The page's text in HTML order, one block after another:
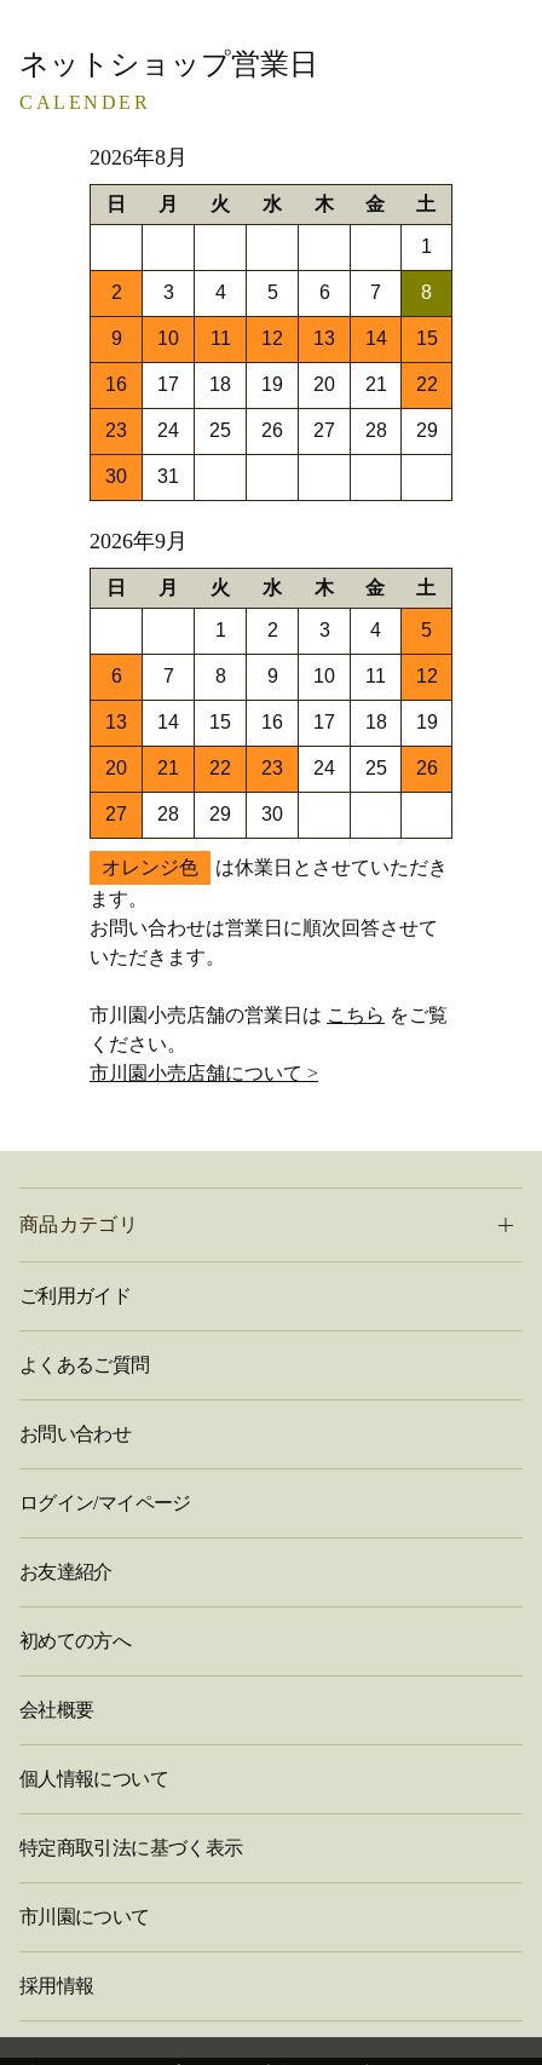
ネットショップ営業日
CALENDER
2026年8月
日 月 火 水 木 金 土
1
2 3 4 5 6 7 8
9 10 11 12 13 14 15
16 17 18 19 20 21 22
23 24 25 26 27 28 29
30 31
2026年9月
日 月 火 水 木 金 土
1 2 3 4 5
6 7 8 9 10 11 12
13 14 15 16 17 18 19
20 21 22 23 24 25 26
27 28 29 30
オレンジ色
は休業日とさせていただき
ます。
お問い合わせは営業日に順次回答させて
いただきます。
市川園小売店舗の営業日は こちら をご覧
ください。
市川園小売店舗について >
商品カテゴリ
ご利用ガイド
よくあるご質問
お問い合わせ
ログイン/マイページ
お友達紹介
初めての方へ
会社概要
個人情報について
特定商取引法に基づく表示
市川園について
採用情報
閉